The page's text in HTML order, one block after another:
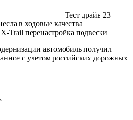
Тест драйв 23
в ходовые качества
Trail перенастройка подвески
автомобиль получил
с учетом российских дорожных